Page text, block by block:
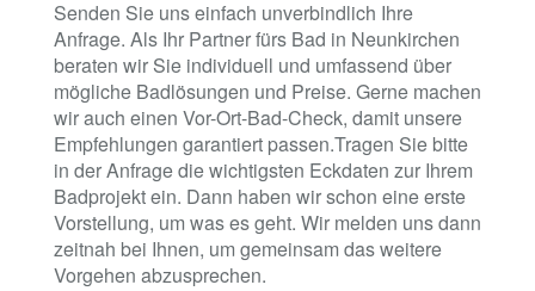
Senden Sie uns einfach unverbindlich Ihre
Anfrage. Als Ihr Partner fürs Bad in Neunkirchen
beraten wir Sie individuell und umfassend über
mögliche Badlösungen und Preise. Gerne machen
wir auch einen Vor-Ort-Bad-Check, damit unsere
Empfehlungen garantiert passen.Tragen Sie bitte
in der Anfrage die wichtigsten Eckdaten zur Ihrem
Badprojekt ein. Dann haben wir schon eine erste
Vorstellung, um was es geht. Wir melden uns dann
zeitnah bei Ihnen, um gemeinsam das weitere
Vorgehen abzusprechen.